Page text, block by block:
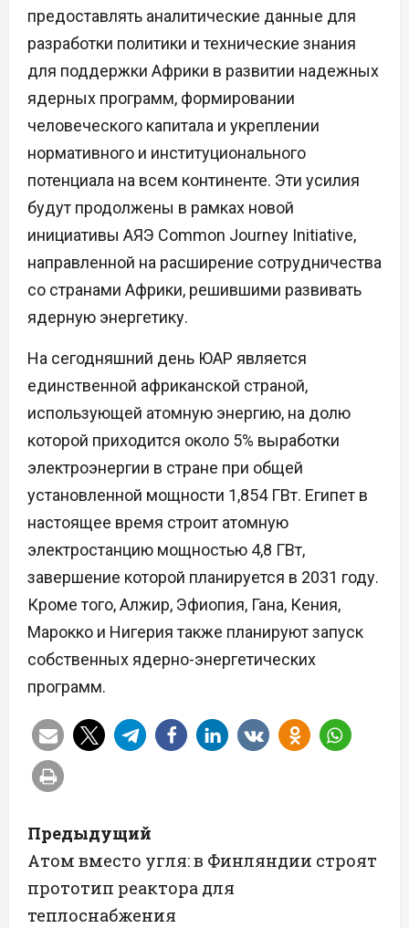
предоставлять аналитические данные для
разработки политики и технические знания
для поддержки Африки в развитии надежных
ядерных программ, формировании
человеческого капитала и укреплении
нормативного и институционального
потенциала на всем континенте. Эти усилия
будут продолжены в рамках новой
инициативы АЯЭ Common Journey Initiative,
направленной на расширение сотрудничества
со странами Африки, решившими развивать
ядерную энергетику.
На сегодняшний день ЮАР является
единственной африканской страной,
использующей атомную энергию, на долю
которой приходится около 5% выработки
электроэнергии в стране при общей
установленной мощности 1,854 ГВт. Египет в
настоящее время строит атомную
электростанцию мощностью 4,8 ГВт,
завершение которой планируется в 2031 году.
Кроме того, Алжир, Эфиопия, Гана, Кения,
Марокко и Нигерия также планируют запуск
собственных ядерно-энергетических
программ.
Н
а
в
Предыдущий
Атом вместо угля: в Финляндии строят
прототип реактора для
теплоснабжения